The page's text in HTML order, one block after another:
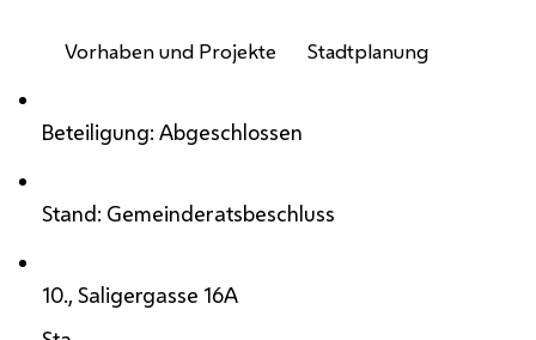
Vorhaben und Projekte Stadtplanung
Beteiligung: Abgeschlossen
Stand: Gemeinderatsbeschluss
10., Saligergasse 16A